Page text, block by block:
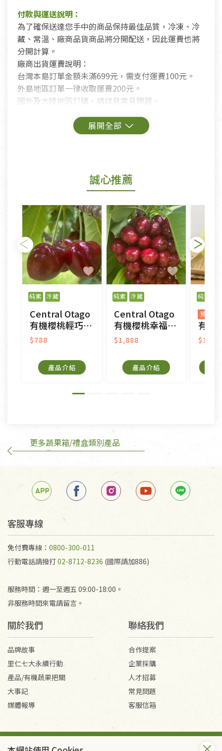
付款與運送說明：
為了確保送達您手中的商品保持最佳品質，冷凍、冷
藏、常溫、廠商品貨商品將分開配送，因此運費也將
分開計算。
廠商出貨運費說明：
台灣本島訂單金額未滿699元，需支付運費100元。
外島地區訂單一律收取運費200元。
國外及大陸地區訂購，請詳見常見問題。
鑑賞期商品說明：
若您購買的商品有下列「不適用七天鑑賞期商品」情
形者，除商品瑕疵以外，恕不接受退換貨.
依消保法之規定提供該商品七天免費鑑賞期(含例假
日)的服務，原則上若商品未經使用或被汙損(除商品
瑕疵)，一般皆可申請退換貨。
不適用七天鑑賞期商品：
以數位或電磁紀錄形式儲存之商品、易於變質或損壞
之商品、以及性質上無法或不適合退換之商品：如
CD、VCD、DVD、電腦軟體，若產品瑕疵無法讀取僅
接受原片換新。
衣飾鞋類-如T恤，如於送達後水洗或污損者。
美容保養用品、內衣褲、襪子、口罩等私人消耗性產
內衣褲、襪子、口罩個人衛生用品除商品本身有瑕疵
外,依據《通訊交易解除權合理例外情事適用準
不在此限。
誠心推薦
純素 冷藏
Central Otago
有機櫻桃輕巧禮盒
$788
產品介紹
純素 冷藏
Central Otago
有機櫻桃幸福禮盒
$1,888
產品介紹
純素
預購
有機柚子
更多蔬果箱/禮盒類別產品
客服專線
免付費專線： 0800-300-011
行動電話請撥打02-8712-8236 (國際請加886)
服務時間：週一至週五 09:00-18:00。
非服務時間來電請留言。
關於我們
品牌故事
里仁七大永續行動
產品/有機蔬果把關
大事記
媒體報導
聯絡我們
合作提案
企業採購
人才招募
常見問題
客服信箱